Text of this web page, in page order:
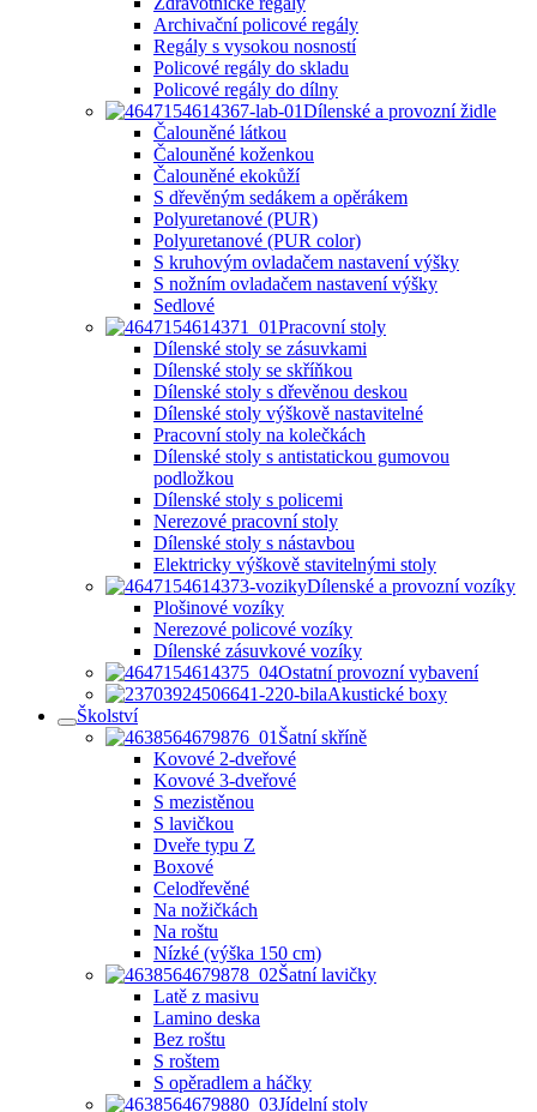
Archivační policové regály
Regály s vysokou nosností
Policové regály do skladu
Policové regály do dílny
Dílenské a provozní židle
Čalouněné látkou
Čalouněné koženkou
Čalouněné ekokůží
S dřevěným sedákem a opěrákem
Polyuretanové (PUR)
Polyuretanové (PUR color)
S kruhovým ovladačem nastavení výšky
S nožním ovladačem nastavení výšky
Sedlové
Pracovní stoly
Dílenské stoly se zásuvkami
Dílenské stoly se skříňkou
Dílenské stoly s dřevěnou deskou
Dílenské stoly výškově nastavitelné
Pracovní stoly na kolečkách
Dílenské stoly s antistatickou gumovou
podložkou
Dílenské stoly s policemi
Nerezové pracovní stoly
Dílenské stoly s nástavbou
Elektricky výškově stavitelnými stoly
Dílenské a provozní vozíky
Plošinové vozíky
Nerezové policové vozíky
Dílenské zásuvkové vozíky
Ostatní provozní vybavení
Akustické boxy
Školství
Šatní skříně
Kovové 2-dveřové
Kovové 3-dveřové
S mezistěnou
S lavičkou
Dveře typu Z
Boxové
Celodřevěné
Na nožičkách
Na roštu
Nízké (výška 150 cm)
Šatní lavičky
Latě z masivu
Lamino deska
Bez roštu
S roštem
S opěradlem a háčky
Jídelní stoly